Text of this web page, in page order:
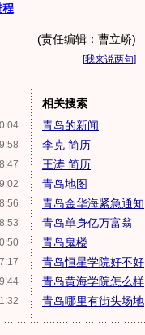
(责任编辑：曹立峤)
[我来说两句]
相关搜索
青岛的新闻
李克 简历
王涛 简历
青岛地图
青岛金华海紧急通知
青岛单身亿万富翁
青岛鬼楼
青岛恒星学院好不好
青岛黄海学院怎么样
青岛哪里有街头场地